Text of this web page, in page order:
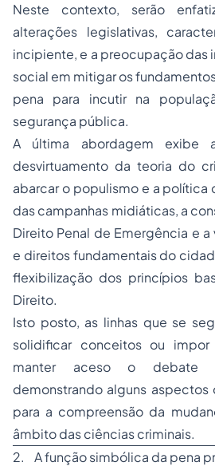
Neste contexto, serão
alterações legislativas,
incipiente, e a preocupação das
social em mitigar os
pena para incutir na
segurança pública.
A última abordagem exibe
desvirtuamento da teoria do
abarcar o populismo e a política
das campanhas midiáticas, a
Direito Penal de Emergência e
e direitos fundamentais do
flexibilização dos princípios
Direito.
Isto posto, as linhas que se
solidificar conceitos ou impor
manter aceso o debate
demonstrando alguns aspectos
para a compreensão da
âmbito das ciências criminais.
2. A função simbólica da pena